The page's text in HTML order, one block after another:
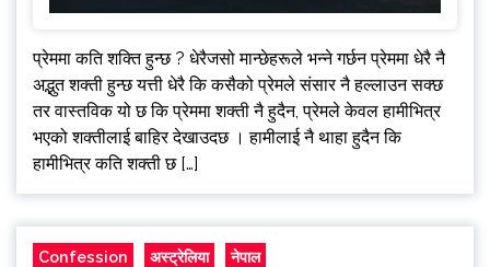
प्रेममा कति शक्ति हुन्छ ? धेरैजसो मान्छेहरूले भन्ने गर्छन प्रेममा धेरै नै
अद्भुत शक्ती हुन्छ यत्ती धेरै कि कसैको प्रेमले संसार नै हल्लाउन सक्छ
तर वास्तविक यो छ कि प्रेममा शक्ती नै हुदैन, प्रेमले केवल हामीभित्र
भएको शक्तीलाई बाहिर देखाउदछ । हामीलाई नै थाहा हुदैन कि
हामीभित्र कति शक्ती छ […]
Confession अस्ट्रेलिया नेपाल